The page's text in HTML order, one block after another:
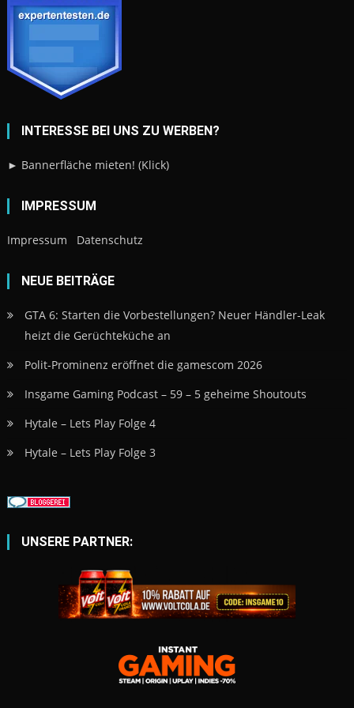
INTERESSE BEI UNS ZU WERBEN?
► Bannerfläche mieten! (Klick)
IMPRESSUM
Impressum Datenschutz
NEUE BEITRÄGE
GTA 6: Starten die Vorbestellungen? Neuer Händler-Leak
heizt die Gerüchteküche an
Polit-Prominenz eröffnet die gamescom 2026
Insgame Gaming Podcast – 59 – 5 geheime Shoutouts
Hytale – Lets Play Folge 4
Hytale – Lets Play Folge 3
UNSERE PARTNER: